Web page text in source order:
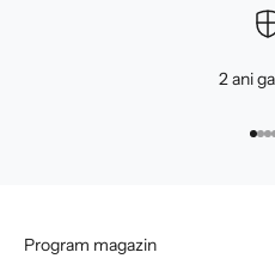
2 ani
Program magazin